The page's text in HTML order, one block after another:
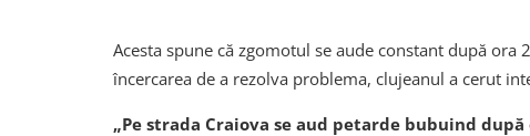
Acesta spune că zgomotul se aude constant după
încercarea de a rezolva problema, clujeanul a cerut
„Pe strada Craiova se aud petarde bubuind